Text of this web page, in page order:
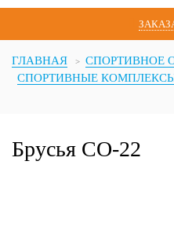
ГЛАВНАЯ
СПОРТИВНОЕ
СПОРТИВНЫЕ
Брусья СО-22